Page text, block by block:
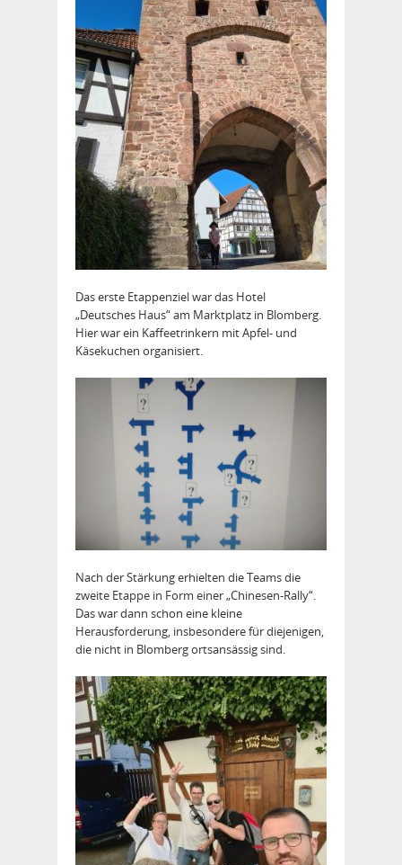
Das erste Etappenziel war das Hotel
„Deutsches Haus“ am Marktplatz in Blomberg.
Hier war ein Kaffeetrinkern mit Apfel- und
Käsekuchen organisiert.
Nach der Stärkung erhielten die Teams die
zweite Etappe in Form einer „Chinesen-Rally“.
Das war dann schon eine kleine
Herausforderung, insbesondere für diejenigen,
die nicht in Blomberg ortsansässig sind.